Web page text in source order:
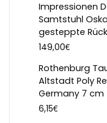
Impressionen
Samtstuhl
gesteppte
149,00€
Rothenburg
Altstadt Poly
Germany 7 cm
6,15€